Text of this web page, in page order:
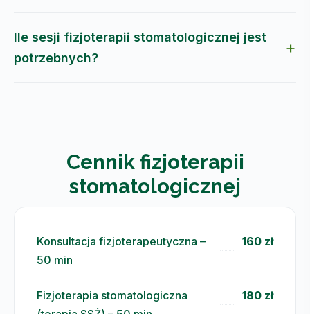
Ile sesji fizjoterapii stomatologicznej jest
potrzebnych?
Cennik fizjoterapii
stomatologicznej
Konsultacja fizjoterapeutyczna –
50 min
160 zł
Fizjoterapia stomatologiczna
180 zł